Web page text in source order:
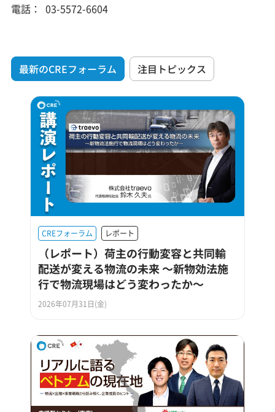
電話：
03-5572-6604
最新のCREフォーラム 注目トピックス
CREフォーラム レポート
（レポート）荷主の行動変容と共同輸
配送が変える物流の未来 ～新物効法施
行で物流現場はどう変わったか～
2026年07月31日(金)